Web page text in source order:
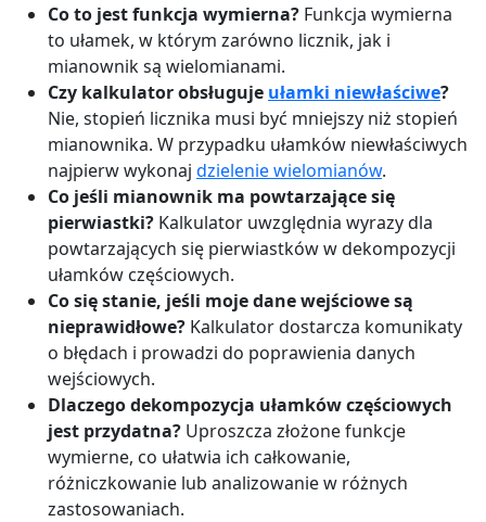
Co to jest funkcja wymierna? Funkcja wymierna
to ułamek, w którym zarówno licznik, jak i
mianownik są wielomianami.
Czy kalkulator obsługuje ułamki niewłaściwe?
Nie, stopień licznika musi być mniejszy niż stopień
mianownika. W przypadku ułamków niewłaściwych
najpierw wykonaj dzielenie wielomianów.
Co jeśli mianownik ma powtarzające się
pierwiastki? Kalkulator uwzględnia wyrazy dla
powtarzających się pierwiastków w dekompozycji
ułamków częściowych.
Co się stanie, jeśli moje dane wejściowe są
nieprawidłowe? Kalkulator dostarcza komunikaty
o błędach i prowadzi do poprawienia danych
wejściowych.
Dlaczego dekompozycja ułamków częściowych
jest przydatna? Uproszcza złożone funkcje
wymierne, co ułatwia ich całkowanie,
różniczkowanie lub analizowanie w różnych
zastosowaniach.